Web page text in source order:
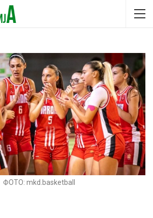
ФОТО: mkd.basketball